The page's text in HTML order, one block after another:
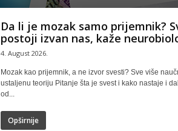
Da li je mozak samo prijemnik?
postoji izvan nas, kaže
4. August 2026.
Mozak kao prijemnik, a ne izvor svesti? Sve više
ustaljenu teoriju Pitanje šta je svest i kako nastaje i
od...
Opširnije